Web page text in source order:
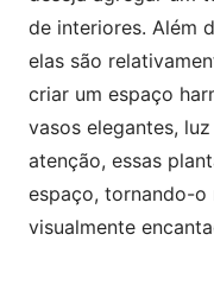
de interiores. Além
elas são
criar um espaço
vasos elegantes,
atenção, essas
espaço, tornando-o
visualmente